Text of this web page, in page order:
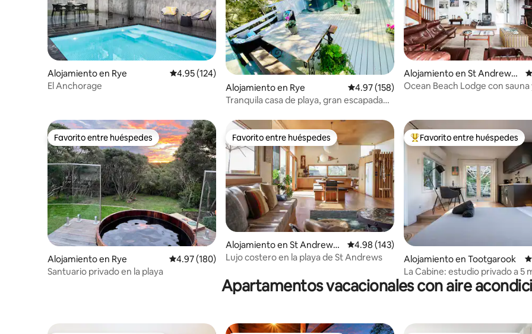
Alojamiento en Rye Calificación promedio: 4.95 de 5, 124 reseñas
4.95 (124)
El Anchorage
Alojamiento en Rye Calificación promedio: 4.97 de 5, 158 reseñas
4.97 (158)
Tranquila casa de playa, gran escapada
Alojamiento en St Andrews
Beach
Ocean Beach Lodge con sauna
Favorito entre huéspedes
Favorito entre huéspedes
Alojamiento en Rye Calificación promedio: 4.97 de 5, 180 reseñas
4.97 (180)
Santuario privado en la playa
Favorito entre huéspedes
Favorito entre huéspedes
Alojamiento en St Andrews
Beach
Calificación promedio: 4.98 de 5, 143 reseñas
4.98 (143)
Lujo costero en la playa de St Andrews
Favorito entre huéspedes
Favorito entre huéspedes
Alojamiento en Tootgarook
La Cabine: estudio privado a 5
de aguas termales
Apartamentos vacacionales con aire